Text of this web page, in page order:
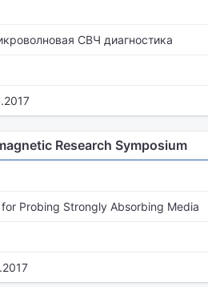
СВЧ диагностика
Research Symposium
Probing Strongly Absorbing Media